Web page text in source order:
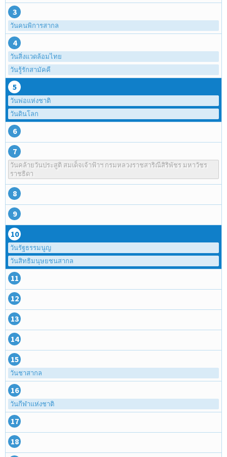
3
วันคนพิการสากล
4
วันสิ่งแวดล้อมไทย
วันรู้รักสามัคคี
5
วันพ่อแห่งชาติ
วันดินโลก
6
7
วันคล้ายวันประสูติ สมเด็จเจ้าฟ้าฯ กรมหลวงราชสาริณีสิริพัชร มหาวัชร
ราชธิดา
8
9
10
วันรัฐธรรมนูญ
วันสิทธิมนุษยชนสากล
11
12
13
14
15
วันชาสากล
16
วันกีฬาแห่งชาติ
17
18